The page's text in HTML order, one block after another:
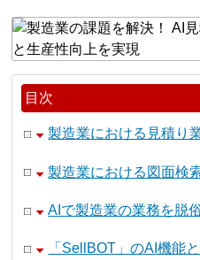
目次
製造業における見積り
製造業における図面検
AIで製造業の業務を脱
「SellBOT」のAI機能